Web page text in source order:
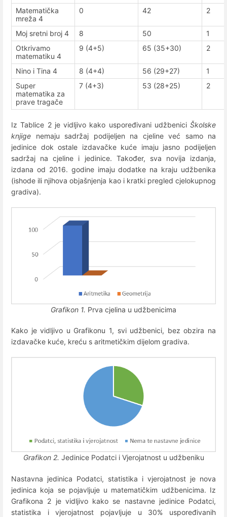
Matematička
mreža 4
0 42 2
Moj sretni broj 4 8 50
1
Otkrivamo
matematiku 4
9 (4+5) 65 (35+30) 2
Nino i Tina 4 8 (4+4) 56 (29+27)
1
Super
matematika za
prave tragače
7 (4+3) 53 (28+25) 2
Iz Tablice 2 je vidljivo kako uspoređivani udžbenici Školske
knjige nemaju sadržaj podijeljen na cjeline već samo na
jedinice dok ostale izdavačke kuće imaju jasno podijeljen
sadržaj na cjeline i jedinice. Također, sva novija izdanja,
izdana od 2016. godine imaju dodatke na kraju udžbenika
(ishode ili njihova objašnjenja kao i kratki pregled cjelokupnog
gradiva).
Grafikon 1. Prva cjelina u udžbenicima
Kako je vidljivo u Grafikonu 1, svi udžbenici, bez obzira na
izdavačke kuće, kreću s aritmetičkim dijelom gradiva.
Grafikon 2. Jedinice Podatci i Vjerojatnost u udžbeniku
Nastavna jedinica Podatci, statistika i vjerojatnost je nova
jedinica koja se pojavljuje u matematičkim udžbenicima. Iz
Grafikona 2 je vidljivo kako se nastavne jedinice Podatci,
statistika i vjerojatnost pojavljuje u 30% uspoređivanih